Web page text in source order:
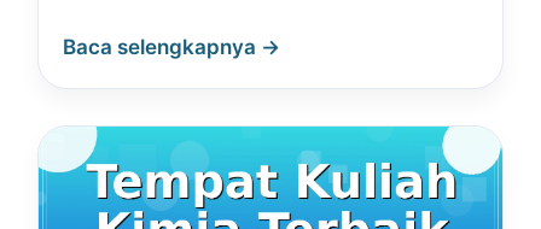
Baca selengkapnya →